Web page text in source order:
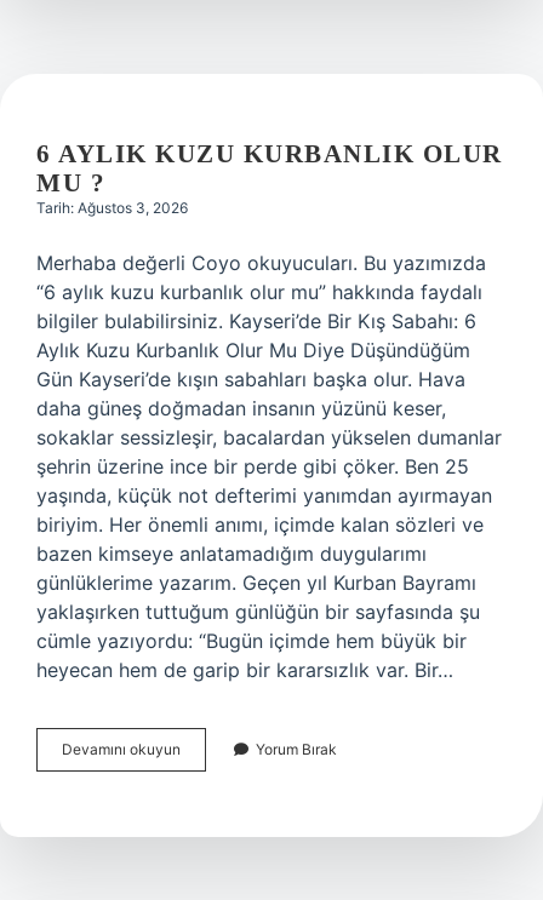
6 AYLIK KUZU KURBANLIK OLUR
MU ?
Tarih: Ağustos 3, 2026
Merhaba değerli Coyo okuyucuları. Bu yazımızda
“6 aylık kuzu kurbanlık olur mu” hakkında faydalı
bilgiler bulabilirsiniz. Kayseri’de Bir Kış Sabahı: 6
Aylık Kuzu Kurbanlık Olur Mu Diye Düşündüğüm
Gün Kayseri’de kışın sabahları başka olur. Hava
daha güneş doğmadan insanın yüzünü keser,
sokaklar sessizleşir, bacalardan yükselen dumanlar
şehrin üzerine ince bir perde gibi çöker. Ben 25
yaşında, küçük not defterimi yanımdan ayırmayan
biriyim. Her önemli anımı, içimde kalan sözleri ve
bazen kimseye anlatamadığım duygularımı
günlüklerime yazarım. Geçen yıl Kurban Bayramı
yaklaşırken tuttuğum günlüğün bir sayfasında şu
cümle yazıyordu: “Bugün içimde hem büyük bir
heyecan hem de garip bir kararsızlık var. Bir…
Devamını okuyun
aylık
olur
Yorum Bırak